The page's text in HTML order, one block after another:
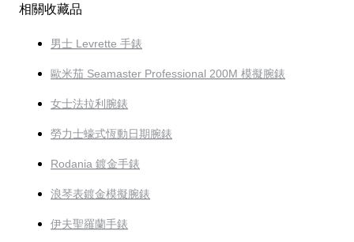
相關收藏品
男士 Levrette 手錶
歐米茄 Seamaster Professional 200M 模擬腕錶
女士法拉利腕錶
勞力士蠔式恆動日期腕錶
Rodania 鍍金手錶
浪琴表鍍金模擬腕錶
伊夫聖羅蘭手錶